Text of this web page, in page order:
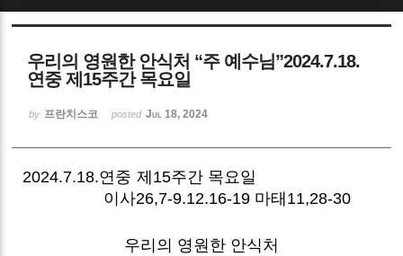
우리의 영원한 안식처 “주 예수님”2024.7.18.
연중 제15주간 목요일
by 프란치스코 posted Jul 18, 2024
2024.7.18.연중 제15주간 목요일
이사26,7-9.12.16-19 마태11,28-30
우리의 영원한 안식처
Sketchbook5, 스케치북5
Sketchbook5, 스케치북5